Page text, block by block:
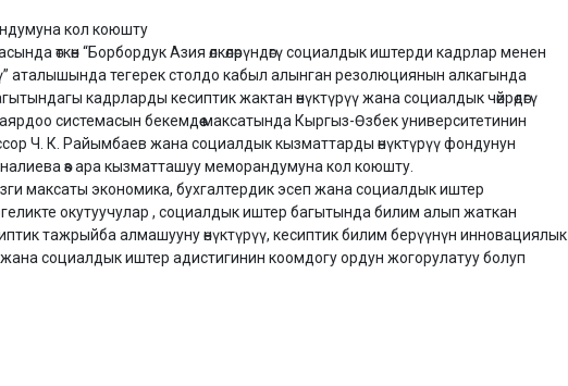
кол коюшту
өткөн “Борбордук Азия өлкөлөрүндөгү социалдык иштерди кадрлар менен
аталышында тегерек столдо кабыл алынган резолюциянын алкагында
кадрларды кесиптик жактан өнүктүрүү жана социалдык чөйрөдөгү
системасын бекемдөө максатында Кыргыз-Өзбек университетинин
Ч. К. Райымбаев жана социалдык кызматтарды өнүктүрүү фондунун
өз ара кызматташуу меморандумуна кол коюшту.
максаты экономика, бухгалтердик эсеп жана социалдык иштер
окутуучулар , социалдык иштер багытында билим алып жаткан
тажрыйба алмашууну өнүктүрүү, кесиптик билим берүүнүн инновациялык
социалдык иштер адистигинин коомдогу ордун жогорулатуу болуп